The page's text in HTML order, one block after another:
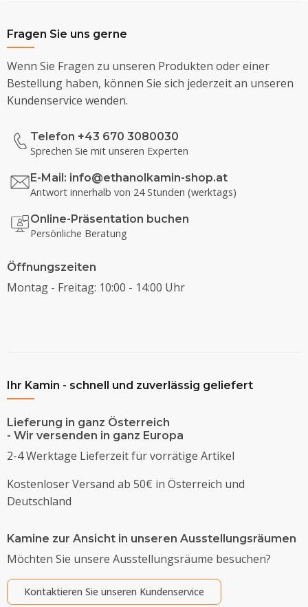
Fragen Sie uns gerne
Wenn Sie Fragen zu unseren Produkten oder einer
Bestellung haben, können Sie sich jederzeit an unseren
Kundenservice wenden.
Telefon +43 670 3080030
Sprechen Sie mit unseren Experten
E-Mail: info@ethanolkamin-shop.at
Antwort innerhalb von 24 Stunden (werktags)
Online-Präsentation buchen
Persönliche Beratung
Öffnungszeiten
Montag - Freitag: 10:00 - 14:00 Uhr
Ihr Kamin - schnell und zuverlässig geliefert
Lieferung in ganz Österreich
- Wir versenden in ganz Europa
2-4 Werktage Lieferzeit für vorrätige Artikel
Kostenloser Versand ab 50€ in Österreich und
Deutschland
Kamine zur Ansicht in unseren Ausstellungsräumen
Möchten Sie unsere Ausstellungsräume besuchen?
Kontaktieren Sie unseren Kundenservice